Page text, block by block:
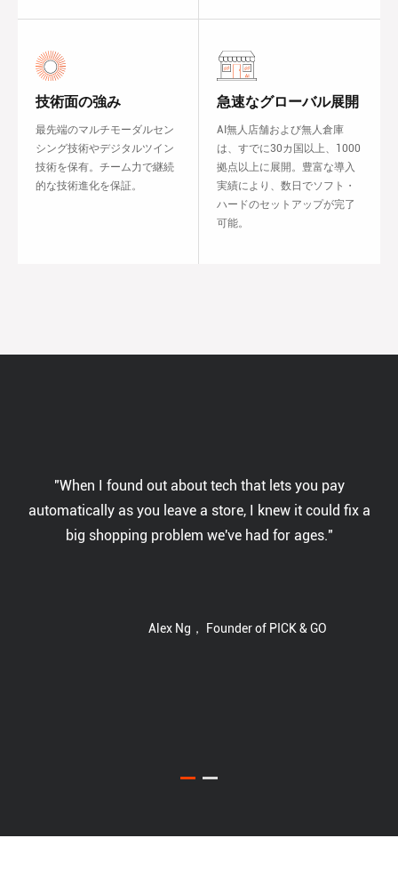
技術面の強み
最先端のマルチモーダルセン
シング技術やデジタルツイン
技術を保有。チーム力で継続
的な技術進化を保証。
急速なグローバル展開
AI無人店舗および無人倉庫
は、すでに30カ国以上、1000
拠点以上に展開。豊富な導入
実績により、数日でソフト・
ハードのセットアップが完了
可能。
"When I found out about tech that lets you pay
automatically as you leave a store, I knew it could fix a
big shopping problem we've had for ages."
Alex Ng， Founder of PICK & GO